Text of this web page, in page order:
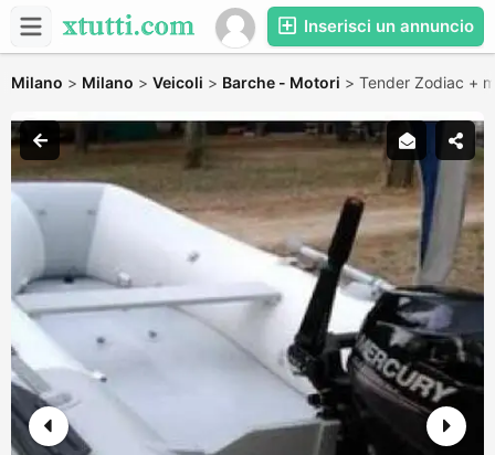
Inserisci un annuncio
Milano > Milano > Veicoli > Barche - Motori > Tender Zodiac +